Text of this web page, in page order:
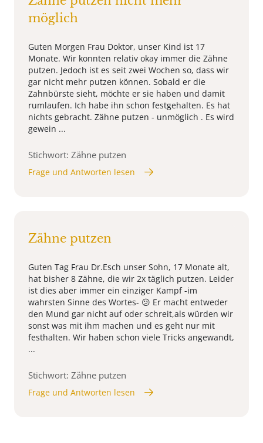
möglich
Guten Morgen Frau Doktor, unser Kind ist 17
Monate. Wir konnten relativ okay immer die Zähne
putzen. Jedoch ist es seit zwei Wochen so, dass wir
gar nicht mehr putzen können. Sobald er die
Zahnbürste sieht, möchte er sie haben und damit
rumlaufen. Ich habe ihn schon festgehalten. Es hat
nichts gebracht. Zähne putzen - unmöglich . Es wird
gewein ...
Stichwort: Zähne putzen
Frage und Antworten lesen
Zähne putzen
Guten Tag Frau Dr.Esch unser Sohn, 17 Monate alt,
hat bisher 8 Zähne, die wir 2x täglich putzen. Leider
ist dies aber immer ein einziger Kampf -im
wahrsten Sinne des Wortes- 😕 Er macht entweder
den Mund gar nicht auf oder schreit,als würden wir
sonst was mit ihm machen und es geht nur mit
festhalten. Wir haben schon viele Tricks angewandt,
...
Stichwort: Zähne putzen
Frage und Antworten lesen